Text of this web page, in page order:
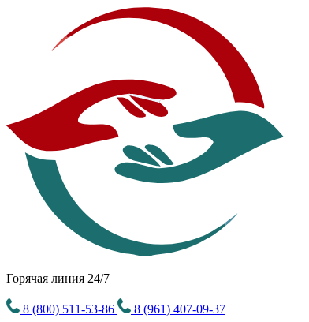
Горячая линия 24/7
8 (800) 511-53-86 8 (961) 407-09-37